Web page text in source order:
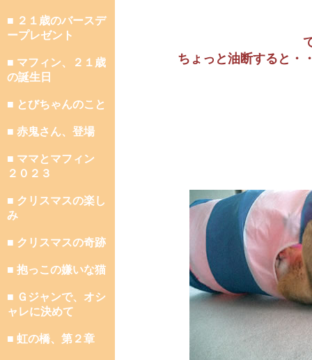
■ ２１歳のバースデ
ープレゼント
■ マフィン、２１歳
の誕生日
■ とびちゃんのこと
■ 赤鬼さん、登場
■ ママとマフィン
２０２３
■ クリスマスの楽し
み
■ クリスマスの奇跡
■ 抱っこの嫌いな猫
■ Ｇジャンで、オシ
ャレに決めて
■ 虹の橋、第２章
ちょっと油断すると・